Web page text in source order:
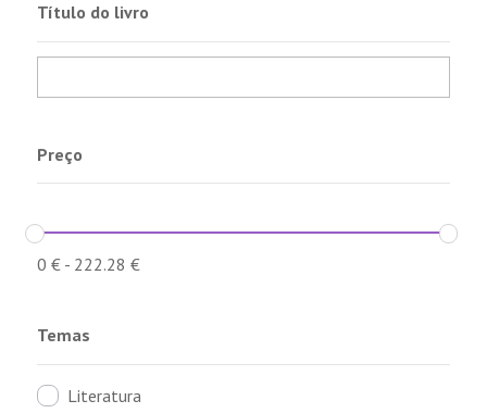
Título do livro
Preço
0 €- 222.28 €
Temas
Literatura